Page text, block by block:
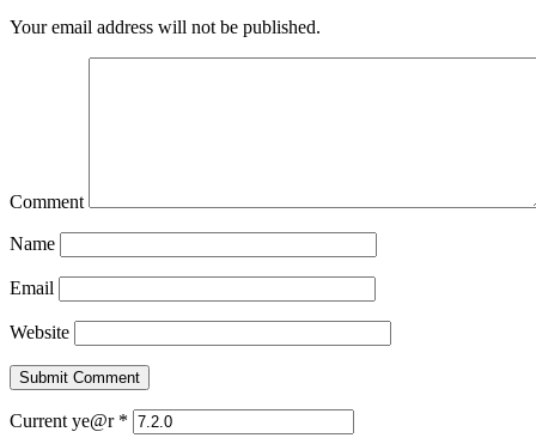
Your email address will not be published.
Comment
Name
Email
Website
Current ye@r *